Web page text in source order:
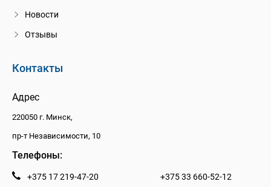
Новости
Отзывы
Контакты
Адрес
220050 г. Минск,
пр-т Независимости, 10
Телефоны:
+375 17 219-47-20
+375 33 660-52-12